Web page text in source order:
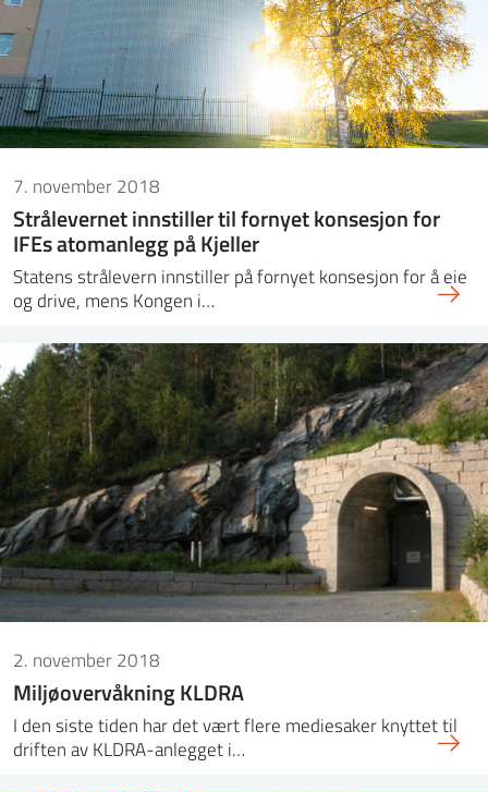
IFE
PRESSE ENGLISH
7. november 2018
Strålevernet innstiller til fornyet konsesjon for
IFEs atomanlegg på Kjeller
Statens strålevern innstiller på fornyet konsesjon for å eie
og drive, mens Kongen i…
2. november 2018
Miljøovervåkning KLDRA
I den siste tiden har det vært flere mediesaker knyttet til
driften av KLDRA-anlegget i…